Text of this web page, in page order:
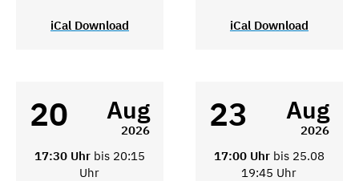
iCal Download iCal Download
20 Aug
2026
17:30 Uhr bis 20:15
Uhr
23 Aug
2026
17:00 Uhr bis 25.08
19:45 Uhr